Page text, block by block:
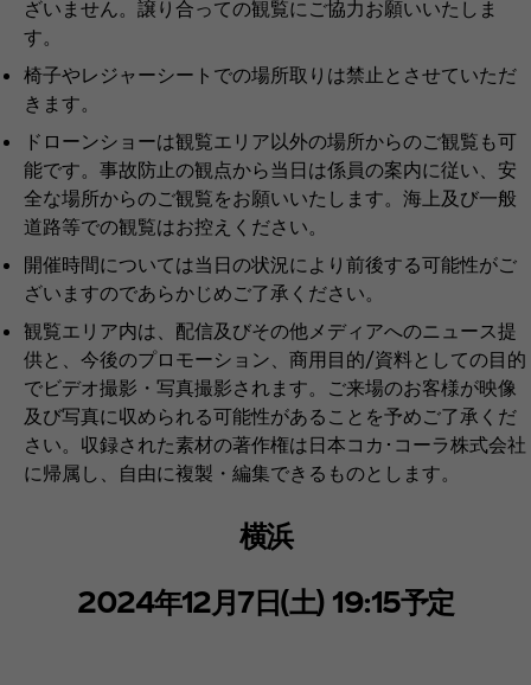
ざいません。譲り合っての観覧にご協力お願いいたしま
す。
椅子やレジャーシートでの場所取りは禁止とさせていただ
きます。
ドローンショーは観覧エリア以外の場所からのご観覧も可
能です。事故防止の観点から当日は係員の案内に従い、安
全な場所からのご観覧をお願いいたします。海上及び一般
道路等での観覧はお控えください。
開催時間については当日の状況により前後する可能性がご
ざいますのであらかじめご了承ください。
観覧エリア内は、配信及びその他メディアへのニュース提
供と、今後のプロモーション、商用目的/資料としての目的
でビデオ撮影・写真撮影されます。ご来場のお客様が映像
及び写真に収められる可能性があることを予めご了承くだ
さい。収録された素材の著作権は日本コカ･コーラ株式会社
に帰属し、自由に複製・編集できるものとします。
横浜
2024年12月7日(土) 19:15予定